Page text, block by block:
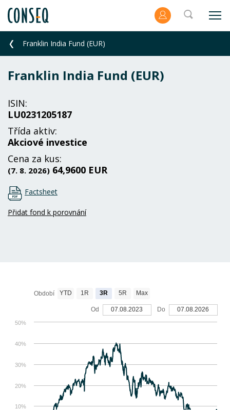
Franklin India Fund (EUR)
Franklin India Fund (EUR)
ISIN:
LU0231205187
Třída aktiv:
Akciové investice
Cena za kus:
(7. 8. 2026) 64,9600 EUR
Factsheet
Přidat fond k porovnání
10%
20%
30%
40%
50%
Období YTD 1R 3R 5R Max
Od 07.08.2023 Do 07.08.2026